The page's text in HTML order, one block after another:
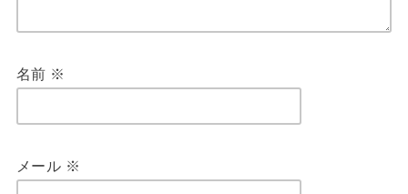
名前 ※
メール ※